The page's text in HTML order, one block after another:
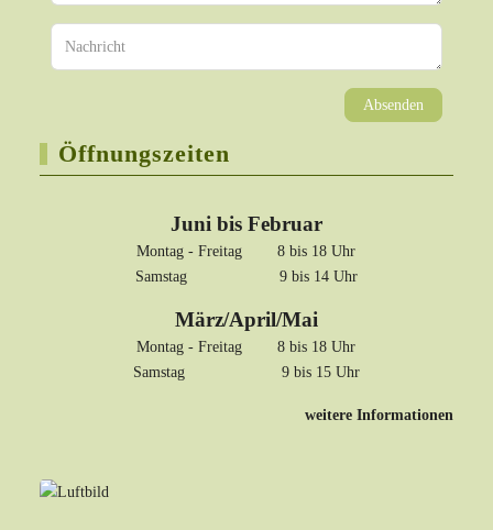
Absenden
Öffnungszeiten
Juni bis Februar
Montag - Freitag 8 bis 18 Uhr
Samstag 9 bis 14 Uhr
März/April/Mai
Montag - Freitag 8 bis 18 Uhr
Samstag 9 bis 15 Uhr
weitere Informationen